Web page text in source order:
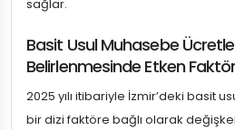
sağlar.
Basit Usul Muhasebe
Belirlenmesinde Etken
2025 yılı itibariyle İzmir’deki basit
bir dizi faktöre bağlı olarak